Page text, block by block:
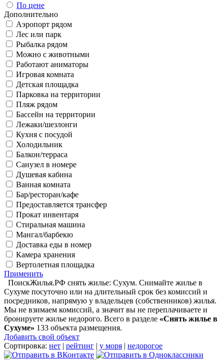
По цене
Дополнительно
Аэропорт рядом
Лес или парк
Рыбалка рядом
Можно с животными
Работают аниматоры
Игровая комната
Детская площадка
Парковка на территории
Пляж рядом
Бассейн на территории
Лежаки/шезлонги
Кухня с посудой
Холодильник
Балкон/терраса
Санузел в номере
Душевая кабина
Ванная комната
Бар/ресторан/кафе
Предоставляется трансфер
Прокат инвентаря
Стиральная машина
Мангал/барбекю
Доставка еды в номер
Камера хранения
Вертолетная площадка
Применить
ПоискЖилья.РФ снять жилье: Сухум. Снимайте жилье в
Сухуме посуточно или на длительный срок без комиссий и
посредников, напрямую у владельцев (собственников) жилья.
Мы не взимаем комиссий, а значит вы не переплачиваете и
бронируете жилье недорого. Всего в разделе «Снять жилье в
Сухуме» 133 объекта размещения.
Добавить свой объект
Сортировка: нет | рейтинг | у моря | недорогое